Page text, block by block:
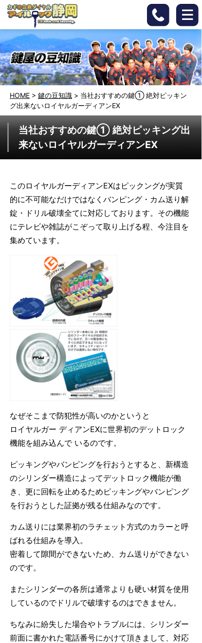
HOME > 鍵の豆知識 > 当社おすすめの鍵① 絶対ピッキン
グ出来ないロイヤルガーディアンEX
当社おすすめの鍵① 絶対ピッキング出
来ないロイヤルガーディアンEX
このロイヤルガーディアンEXはピックングが実質
的に不可能なだけではなくバンピング・カム送り解
錠・ドリル破壊全てに対応しております。その機能
にテレビや雑誌がこぞって取り上げる程、今注目を
集めています。
なぜそこまで防犯性が高いのかというと
ロイヤルガー ディアンEXに世界初のデットロック
機能を組み込んで いるのです。
ピッキングやバンピングを行おうとすると、新構造
のシリンダー構造によってデットロック機能が働
き、更に回転を止めるためピッキングやバンピング
を行おうとした証拠が残る仕組みなのです。
カム送りには業界初のラチェット方式のカラーと呼
ばれる仕組みを導入。
密着して隙間ができないため、カム送りができない
のです。
またシリンダーの各所は通常よりも硬い材質を使用
しているのでドリルで破壊するのはできません。
ちなみに紛失した場合やトラブルには、シリンダー
前面に書かれた電話番号にかけて頂きまして、対応